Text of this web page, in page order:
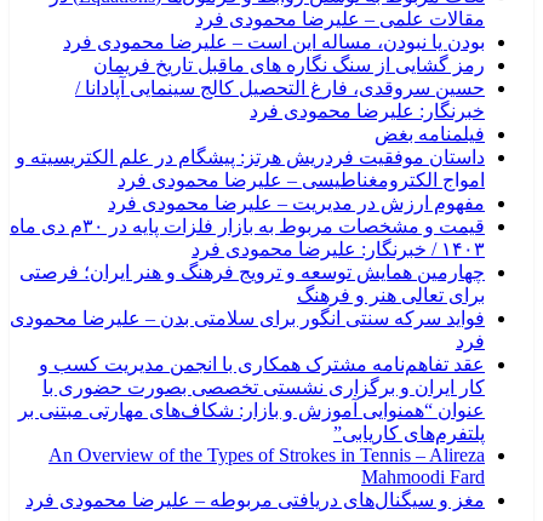
مقالات علمی – علیرضا محمودی فرد
بودن یا نبودن، مساله این است – علیرضا محمودی فرد
رمز گشایی از سنگ نگاره های ماقبل تاریخ فریمان‎
حسین سروقدی، فارغ التحصیل کالج سینمایی آپادانا /
خبرنگار: علیرضا محمودی فرد
فیلمنامه بغض
داستان موفقیت فردریش هرتز: پیشگام در علم الکتریسیته و
امواج الکترومغناطیسی – علیرضا محمودی فرد
مفهوم ارزش در مدیریت – علیرضا محمودی فرد
قیمت و مشخصات مربوط به بازار فلزات پایه در ۳۰م دی ماه
۱۴۰۳ / خبرنگار: علیرضا محمودی فرد
چهارمین همایش توسعه و ترویج فرهنگ و هنر ایران؛ فرصتی
برای تعالی هنر و فرهنگ
فواید سرکه سنتی انگور برای سلامتی بدن – علیرضا محمودی
فرد
عقد تفاهم‌نامه مشترک همکاری با انجمن مدیریت کسب و
کار ایران و برگزاری نشستی تخصصی بصورت حضوری با
عنوان “همنوایی آموزش و بازار: شکاف‌های مهارتی مبتنی بر
پلتفرم‌های کاریابی”
An Overview of the Types of Strokes in Tennis – Alireza
Mahmoodi Fard
مغز و سیگنال‌های دریافتی مربوطه – علیرضا محمودی فرد